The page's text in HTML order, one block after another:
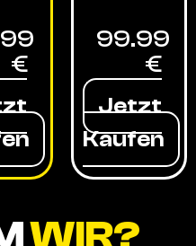
€
99.99
€
Jetzt
Kaufen
WIR?